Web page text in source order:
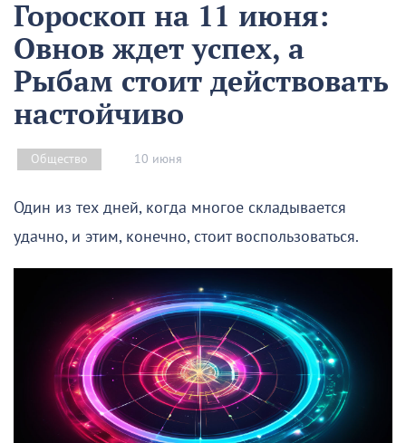
Гороскоп на 11 июня:
Овнов ждет успех, а
Рыбам стоит действовать
настойчиво
Общество 10 июня
Один из тех дней, когда многое складывается
удачно, и этим, конечно, стоит воспользоваться.